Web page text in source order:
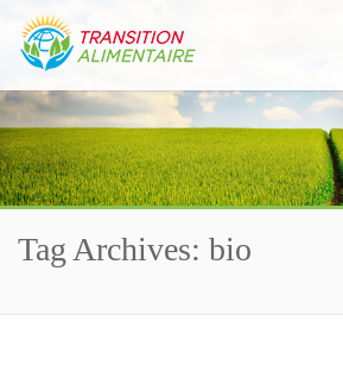
Tag Archives: bio